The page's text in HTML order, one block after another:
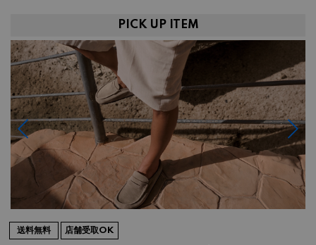
PICK UP ITEM
送料無料 店舗受取OK